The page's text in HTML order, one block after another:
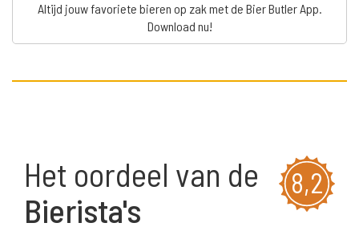
Altijd jouw favoriete bieren op zak met de Bier Butler App.
Download nu!
8,2
Het oordeel van de
Bierista's